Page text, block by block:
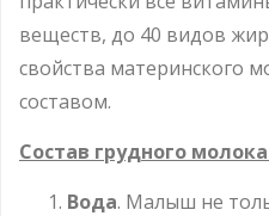
веществ, до 40 видов
свойства материнского
составом.
Состав грудного
Вода. Малыш не